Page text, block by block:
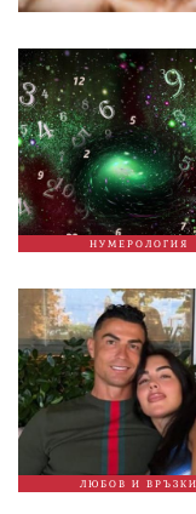
НУМЕРОЛОГИЯ
ЛЮБОВ И ВРЪЗКИ